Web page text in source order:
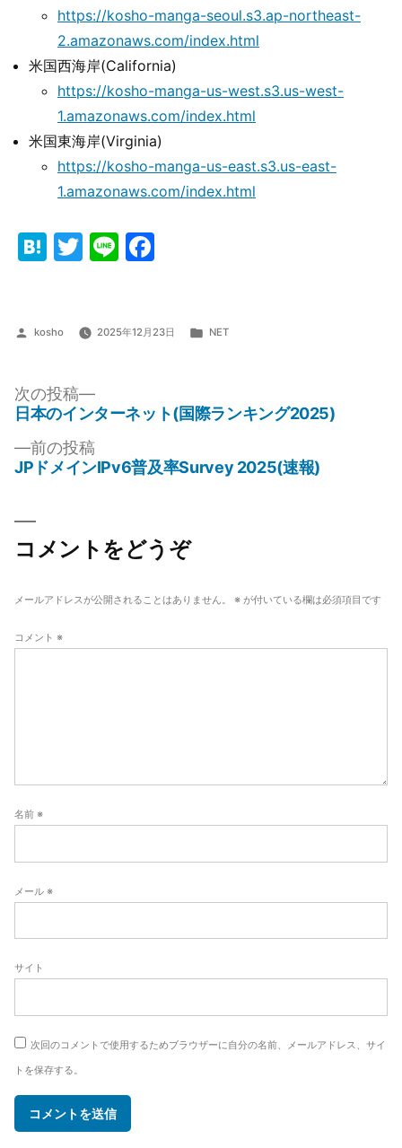
https://kosho-manga-seoul.s3.ap-northeast-
2.amazonaws.com/index.html
米国西海岸(California)
https://kosho-manga-us-west.s3.us-west-
1.amazonaws.com/index.html
米国東海岸(Virginia)
https://kosho-manga-us-east.s3.us-east-
1.amazonaws.com/index.html
Hatena
Twitter
Line
投
kosho 2025年12月23日
カ
NET
投
稿
ビ
ゲ
シ
ョ
ン
前の投稿
の
JPドメインIPv6普及率Survey 2025(速報)
次の投稿
次
の
日本のインターネット(国際ランキング2025)
コメントをどうぞ
メールアドレスが公開されることはありません。 ※ が付いている欄は必須項目です
コメント ※
名前 ※
メール ※
サイト
次回のコメントで使用するためブラウザーに自分の名前、メールアドレス、サイ
トを保存する。